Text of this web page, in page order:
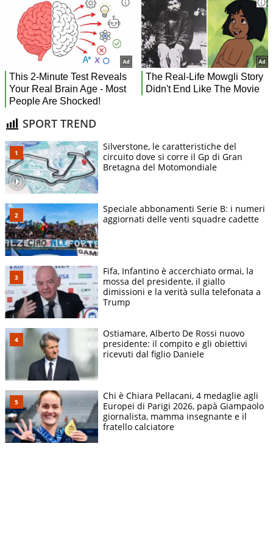
SPORT TREND
Silverstone, le caratteristiche del
circuito dove si corre il Gp di Gran
Bretagna del Motomondiale
Speciale abbonamenti Serie B: i numeri
aggiornati delle venti squadre cadette
Fifa, Infantino è accerchiato ormai, la
mossa del presidente, il giallo
dimissioni e la verità sulla telefonata a
Trump
Ostiamare, Alberto De Rossi nuovo
presidente: il compito e gli obiettivi
ricevuti dal figlio Daniele
Chi è Chiara Pellacani, 4 medaglie agli
Europei di Parigi 2026, papà Giampaolo
giornalista, mamma insegnante e il
fratello calciatore